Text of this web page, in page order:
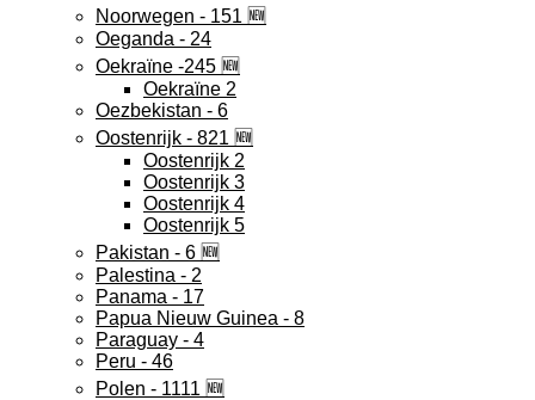
Noorwegen - 151 🆕
Oeganda - 24
Oekraïne -245 🆕
Oekraïne 2
Oezbekistan - 6
Oostenrijk - 821 🆕
Oostenrijk 2
Oostenrijk 3
Oostenrijk 4
Oostenrijk 5
Pakistan - 6 🆕
Palestina - 2
Panama - 17
Papua Nieuw Guinea - 8
Paraguay - 4
Peru - 46
Polen - 1111 🆕